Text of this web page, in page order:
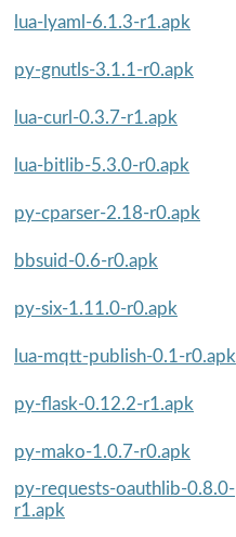
lua-lyaml-6.1.3-r1.apk
py-gnutls-3.1.1-r0.apk
lua-curl-0.3.7-r1.apk
lua-bitlib-5.3.0-r0.apk
py-cparser-2.18-r0.apk
bbsuid-0.6-r0.apk
py-six-1.11.0-r0.apk
lua-mqtt-publish-0.1-r0.apk
py-flask-0.12.2-r1.apk
py-mako-1.0.7-r0.apk
py-requests-oauthlib-0.8.0-
r1.apk